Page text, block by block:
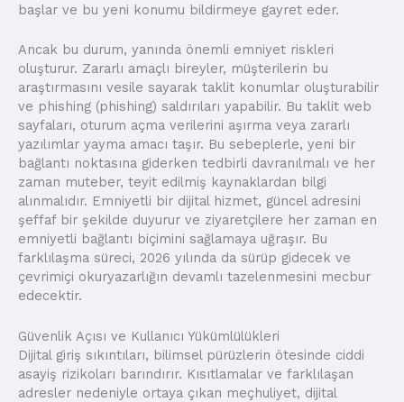
başlar ve bu yeni konumu bildirmeye gayret eder.
Ancak bu durum, yanında önemli emniyet riskleri
oluşturur. Zararlı amaçlı bireyler, müşterilerin bu
araştırmasını vesile sayarak taklit konumlar oluşturabilir
ve phishing (phishing) saldırıları yapabilir. Bu taklit web
sayfaları, oturum açma verilerini aşırma veya zararlı
yazılımlar yayma amacı taşır. Bu sebeplerle, yeni bir
bağlantı noktasına giderken tedbirli davranılmalı ve her
zaman muteber, teyit edilmiş kaynaklardan bilgi
alınmalıdır. Emniyetli bir dijital hizmet, güncel adresini
şeffaf bir şekilde duyurur ve ziyaretçilere her zaman en
emniyetli bağlantı biçimini sağlamaya uğraşır. Bu
farklılaşma süreci, 2026 yılında da sürüp gidecek ve
çevrimiçi okuryazarlığın devamlı tazelenmesini mecbur
edecektir.
Güvenlik Açısı ve Kullanıcı Yükümlülükleri
Dijital giriş sıkıntıları, bilimsel pürüzlerin ötesinde ciddi
asayiş rizikoları barındırır. Kısıtlamalar ve farklılaşan
adresler nedeniyle ortaya çıkan meçhuliyet, dijital